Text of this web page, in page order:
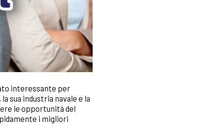
interessante per
sua industria navale e la
le opportunità del
i migliori